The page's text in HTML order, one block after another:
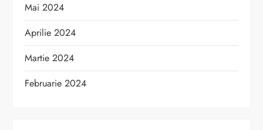
Mai 2024
Aprilie 2024
Martie 2024
Februarie 2024